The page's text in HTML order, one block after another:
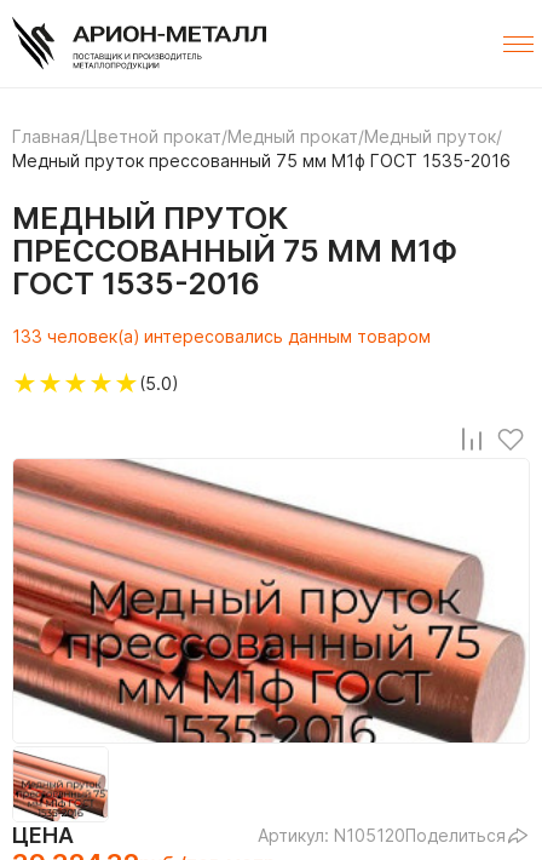
Главная/Цветной прокат/Медный прокат/Медный пруток/
Медный пруток прессованный 75 мм М1ф ГОСТ 1535-2016
МЕДНЫЙ ПРУТОК
ПРЕССОВАННЫЙ 75 ММ М1Ф
ГОСТ 1535-2016
133 человек(а) интересовались данным товаром
★★★★★(5.0)
ЦЕНА Артикул: N105120Поделиться